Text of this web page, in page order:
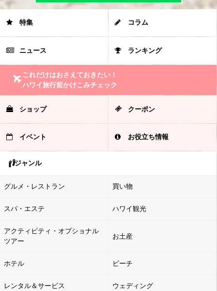
特集 コラム
ニュース ランキング
これだけはおさえておきたい！
ハワイ旅行前かけこみチェック
ショップ クーポン
イベント お役立ち情報
ジャンル
グルメ・レストラン 買い物
スパ・エステ ハワイ観光
アクティビティ・オプショナル
ツアー
お土産
ホテル ビーチ
レンタル＆サービス ウェディング